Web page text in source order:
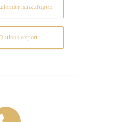
hinzufügen
export